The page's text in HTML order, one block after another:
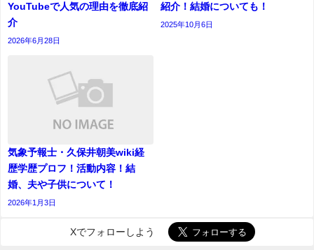
YouTubeで人気の理由を徹底紹
介
2026年6月28日
紹介！結婚についても！
2025年10月6日
気象予報士・久保井朝美wiki経
歴学歴プロフ！活動内容！結
婚、夫や子供について！
2026年1月3日
Xでフォローしよう